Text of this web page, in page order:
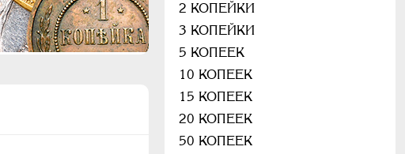
2 КОПЕЙКИ
3 КОПЕЙКИ
5 КОПЕЕК
10 КОПЕЕК
15 КОПЕЕК
20 КОПЕЕК
50 КОПЕЕК